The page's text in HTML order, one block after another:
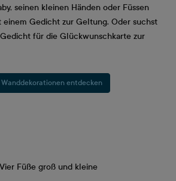
seinen kleinen Händen oder Füssen
einem Gedicht zur Geltung. Oder suchst
für die Glückwunschkarte zur
entdecken
Vier Füße groß und kleine